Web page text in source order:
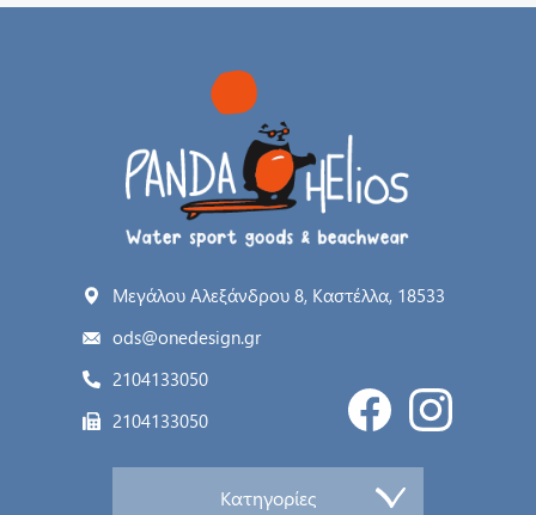
Μεγάλου Αλεξάνδρου 8, Καστέλλα, 18533
ods@onedesign.gr
2104133050
2104133050
Κατηγορίες